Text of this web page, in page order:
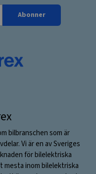
Abonner
bilbranschen som är
Vi är en av Sveriges
för bilelektriska
mesta inom bilelektriska